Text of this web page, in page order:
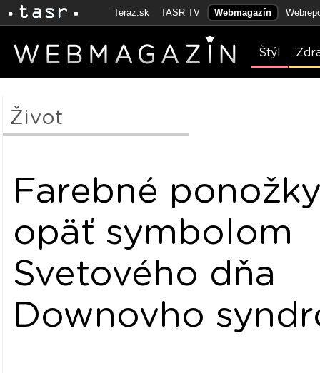
Teraz.sk TASR TV Webmagazín
Štýl
Život
Farebné
opäť symbolom
Svetového dňa
Downovho